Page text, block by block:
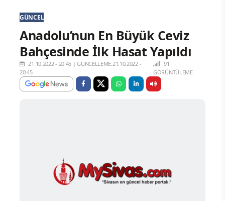
GÜNCEL
Anadolu’nun En Büyük Ceviz
Bahçesinde İlk Hasat Yapıldı
21.10.2022 - 20:45 |GÜNCELLEME:21.10.2022 -
20:45
91
GÖRÜNTÜLEME